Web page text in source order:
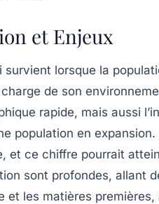
et Enjeux
lorsque la
de son
rapide, mais aussi
population en expansion.
et ce chiffre pourrait
sont profondes, allant
et les matières